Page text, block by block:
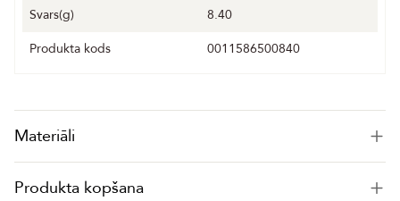
Svars(g)
8.40
Produkta kods
0011586500840
Materiāli
Produkta kopšana